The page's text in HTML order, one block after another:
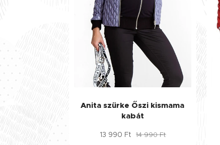
Anita szürke Őszi kismama
kabát
13 990 Ft 14 990Ft